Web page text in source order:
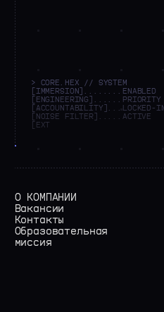
[IMMERSION]........ENABLED
[ENGINEERING]......PRIORITY
[ACCOUNTABILITY]...LOCKED-IN
[NOISE FILTER].....ACTIVE
[EXTERNAL
О КОМПАНИИ
Вакансии
Контакты
Образовательная
миссия